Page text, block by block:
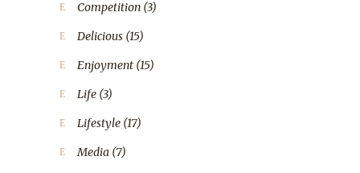
Competition (3)
Delicious (15)
Enjoyment (15)
Life (3)
Lifestyle (17)
Media (7)